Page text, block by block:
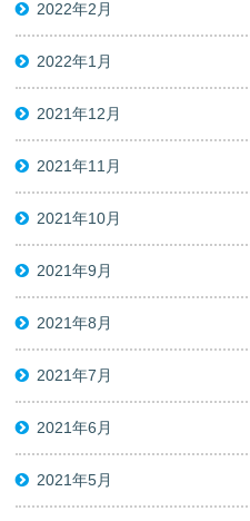
2022年2月
2022年1月
2021年12月
2021年11月
2021年10月
2021年9月
2021年8月
2021年7月
2021年6月
2021年5月